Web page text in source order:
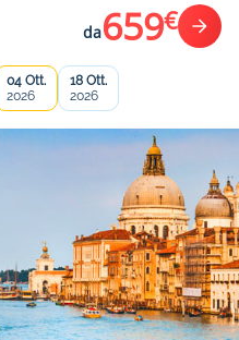
da659€
04 Ott.
2026
18 Ott.
2026